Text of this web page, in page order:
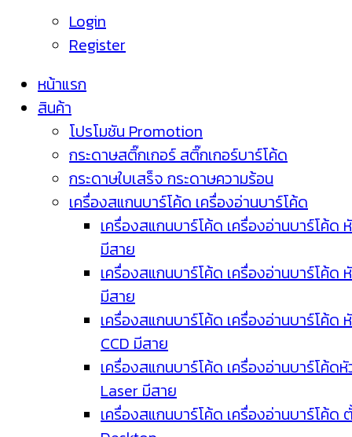
Login
Register
หน้าแรก
สินค้า
โปรโมชัน Promotion
กระดาษสติ๊กเกอร์ สติ๊กเกอร์บาร์โค้ด
กระดาษใบเสร็จ กระดาษความร้อน
เครื่องสแกนบาร์โค้ด เครื่องอ่านบาร์โค้ด
เครื่องสแกนบาร์โค้ด เครื่องอ่านบาร์โค้ด
มีสาย
เครื่องสแกนบาร์โค้ด เครื่องอ่านบาร์โค้ด
มีสาย
เครื่องสแกนบาร์โค้ด เครื่องอ่านบาร์โค้ด
CCD มีสาย
เครื่องสแกนบาร์โค้ด เครื่องอ่านบาร์โค้ด
Laser มีสาย
เครื่องสแกนบาร์โค้ด เครื่องอ่านบาร์โค้ด